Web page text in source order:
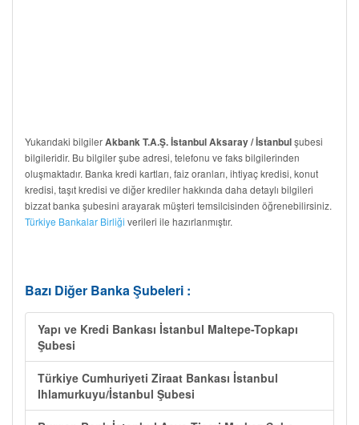
Yukarıdaki bilgilerAkbank T.A.Ş. İstanbul Aksaray / İstanbulşubesi
bilgileridir. Bu bilgiler şube adresi, telefonu ve faks bilgilerinden
oluşmaktadır. Banka kredi kartları, faiz oranları, ihtiyaç kredisi, konut
kredisi, taşıt kredisi ve diğer krediler hakkında daha detaylı bilgileri
bizzat banka şubesini arayarak müşteri temsilcisinden öğrenebilirsiniz.
Türkiye Bankalar Birliği verileri ile hazırlanmıştır.
Bazı Diğer Banka Şubeleri :
Yapı ve Kredi Bankası İstanbul Maltepe-Topkapı
Şubesi
Türkiye Cumhuriyeti Ziraat Bankası İstanbul
Ihlamurkuyu/İstanbul Şubesi